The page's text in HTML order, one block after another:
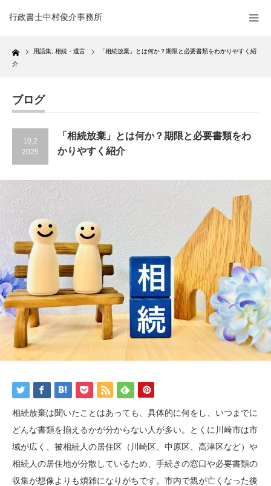
行政書士中村俊介事務所
Home 用語集 相続・遺言
「相続放棄」とは何か？期限と必要書類をわかりやすく紹
介
ブログ
10.2
2025
「相続放棄」とは何か？期限と必要書類をわ
かりやすく紹介
相続放棄は聞いたことはあっても、具体的に何をし、いつまでに
どんな書類を揃えるかが分からない人が多い。とくに川崎市は市
域が広く、被相続人の居住区（川崎区、中原区、高津区など）や
相続人の居住地が分散しているため、手続きの窓口や必要書類の
収集が想像よりも煩雑になりがちです。市内で親が亡くなった後